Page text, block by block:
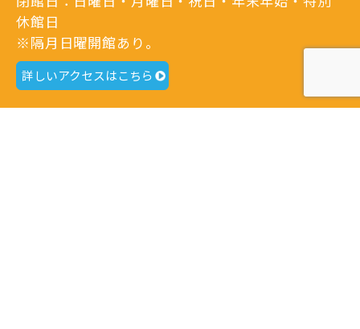
休館日
※隔月日曜開館あり。
詳しいアクセスはこちら